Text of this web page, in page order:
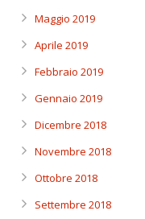
Maggio 2019
Aprile 2019
Febbraio 2019
Gennaio 2019
Dicembre 2018
Novembre 2018
Ottobre 2018
Settembre 2018